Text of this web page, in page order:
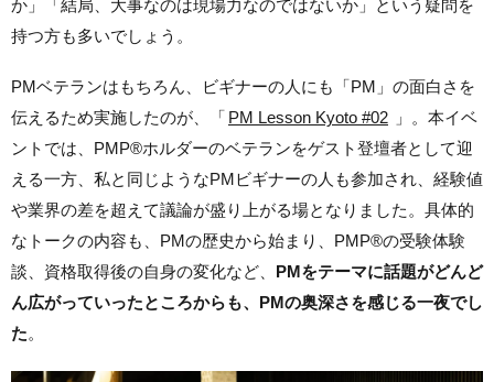
か」「結局、大事なのは現場力なのではないか」という疑問を
持つ方も多いでしょう。
PMベテランはもちろん、ビギナーの人にも「PM」の面白さを
伝えるため実施したのが、「 PM Lesson Kyoto #02
」。本イベ
ントでは、PMP®ホルダーのベテランをゲスト登壇者として迎
える一方、私と同じようなPMビギナーの人も参加され、経験値
や業界の差を超えて議論が盛り上がる場となりました。具体的
なトークの内容も、PMの歴史から始まり、PMP®の受験体験
談、資格取得後の自身の変化など、 PMをテーマに話題がどんど
ん広がっていったところからも、PMの奥深さを感じる一夜でし
た。